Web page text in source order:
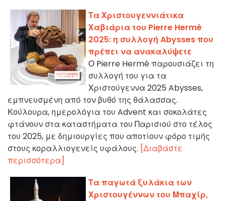
Τα Χριστουγεννιάτικα
Χαβιάρια του Pierre Hermé
2025: η συλλογή Abysses που
πρέπει να ανακαλύψετε
Ο Pierre Hermé παρουσιάζει τη
συλλογή του για τα
Χριστούγεννα 2025 Abysses,
εμπνευσμένη από τον βυθό της θάλασσας.
Κούλουρα, ημερολόγια του Advent και σοκολάτες
φτάνουν στα καταστήματα του Παρισιού στο τέλος
του 2025, με δημιουργίες που αποτίουν φόρο τιμής
στους κοραλλιογενείς υφάλους. [Διαβάστε
περισσότερα]
Τα παγωτά ξυλάκια των
Χριστουγέννων του Μπαχίρ,